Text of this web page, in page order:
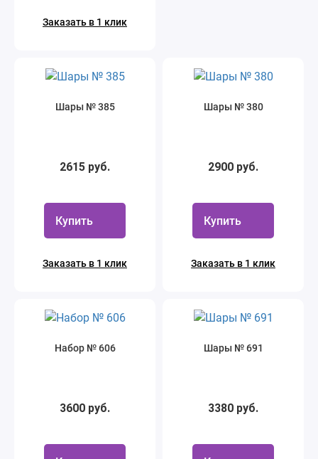
Заказать в 1 клик
Шары № 385
2615 руб.
Купить
Заказать в 1 клик
Шары № 380
2900 руб.
Купить
Заказать в 1 клик
Набор № 606
3600 руб.
Шары № 691
3380 руб.